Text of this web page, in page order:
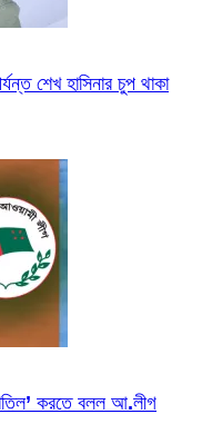
শেখ হাসিনার চুপ থাকা
করতে বলল আ.লীগ